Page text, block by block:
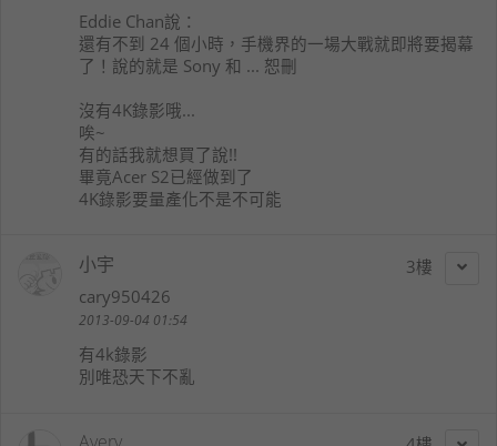
Eddie Chan說：
還有不到 24 個小時，手機界的一場大戰就即將要揭幕
了！說的就是 Sony 和 ... 恕刪
沒有4K錄影哦...
唉~
有的話我就想買了說!!
畢竟Acer S2已經做到了
4K錄影要量產化不是不可能
3
小宇
cary950426
2013-09-04 01:54
有4k錄影
別唯恐天下不亂